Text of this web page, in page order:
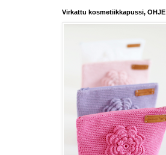
Virkattu kosmetiikkapussi, OHJE